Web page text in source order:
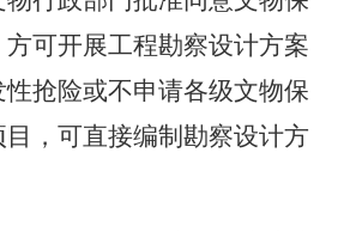
可开展工程勘察设计方案
抢险或不申请各级文物保
，可直接编制勘察设计方